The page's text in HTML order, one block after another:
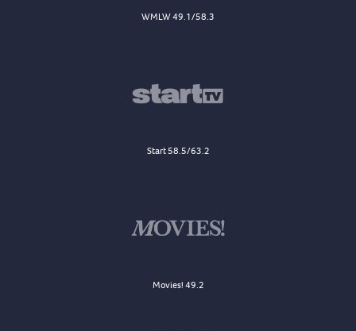
WMLW 49.1/58.3
Start 58.5/63.2
Movies! 49.2